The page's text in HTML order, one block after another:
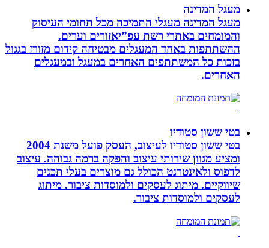
מעגל המדינה
מעגל המדינה מעגלי התמיכה מכל תחומי העיסוק
והמומחים באתרי רשת עפ”יאזורים וערים.
ההשתתפות באחד המעגלים מבטיחה קידום מזורז בגגול
בזכות כל המשתתפים האחרים במעגל ובמעגלים
האחרים.
בטי ששון סטודיו
בטי ששון סטודיו לעיצוב, העסק פועל משנת 2004
ומציע מגוון שירותי עיצוב והפקה ברמה גבוהה. עיצוב
לדפוס ולאינטרנט הכולל גם מוצרים בעלי תכנים
שיווקיים. מיתוג לעסקים ולמוסדות ציבור. מיתוג
לעסקים ולמוסדות ציבור.